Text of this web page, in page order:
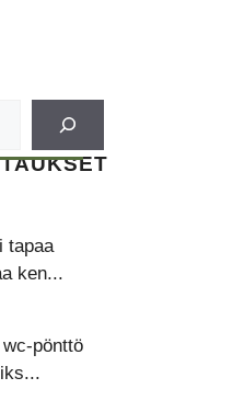
tapaa
ken...
pönttö